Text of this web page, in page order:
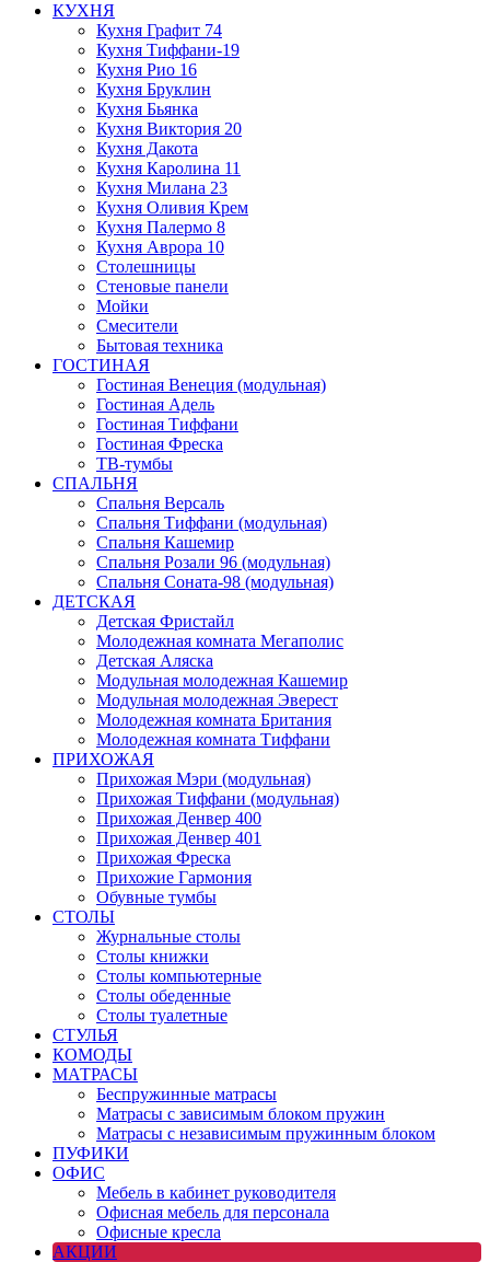
КУХНЯ
Кухня Графит 74
Кухня Тиффани-19
Кухня Рио 16
Кухня Бруклин
Кухня Бьянка
Кухня Виктория 20
Кухня Дакота
Кухня Каролина 11
Кухня Милана 23
Кухня Оливия Крем
Кухня Палермо 8
Кухня Аврора 10
Столешницы
Стеновые панели
Мойки
Смесители
Бытовая техника
ГОСТИНАЯ
Гостиная Венеция (модульная)
Гостиная Адель
Гостиная Тиффани
Гостиная Фреска
ТВ-тумбы
СПАЛЬНЯ
Спальня Версаль
Спальня Тиффани (модульная)
Спальня Кашемир
Спальня Розали 96 (модульная)
Спальня Соната-98 (модульная)
ДЕТСКАЯ
Детская Фристайл
Молодежная комната Мегаполис
Детская Аляска
Модульная молодежная Кашемир
Модульная молодежная Эверест
Молодежная комната Британия
Молодежная комната Тиффани
ПРИХОЖАЯ
Прихожая Мэри (модульная)
Прихожая Тиффани (модульная)
Прихожая Денвер 400
Прихожая Денвер 401
Прихожая Фреска
Прихожие Гармония
Обувные тумбы
СТОЛЫ
Журнальные столы
Столы книжки
Столы компьютерные
Столы обеденные
Столы туалетные
СТУЛЬЯ
КОМОДЫ
МАТРАСЫ
Беспружинные матрасы
Матрасы с зависимым блоком пружин
Матрасы с независимым пружинным блоком
ПУФИКИ
ОФИС
Мебель в кабинет руководителя
Офисная мебель для персонала
Офисные кресла
АКЦИИ